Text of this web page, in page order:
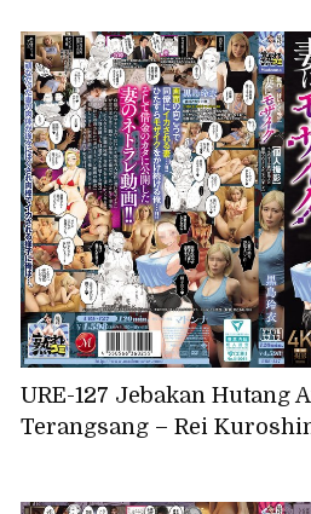
URE-127 Jebakan Hutang
Terangsang – Rei